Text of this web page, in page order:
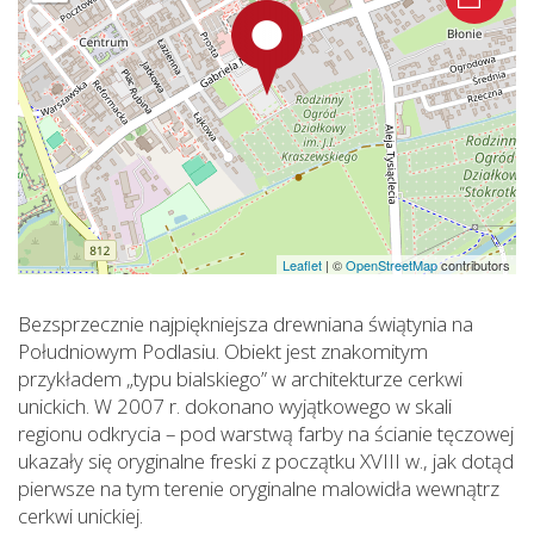
Leaflet | ©OpenStreetMapcontributors
Bezsprzecznie najpiękniejsza drewniana świątynia na
Południowym Podlasiu. Obiekt jest znakomitym
przykładem „typu bialskiego” w architekturze cerkwi
unickich. W 2007 r. dokonano wyjątkowego w skali
regionu odkrycia – pod warstwą farby na ścianie tęczowej
ukazały się oryginalne freski z początku XVIII w., jak dotąd
pierwsze na tym terenie oryginalne malowidła wewnątrz
cerkwi unickiej.